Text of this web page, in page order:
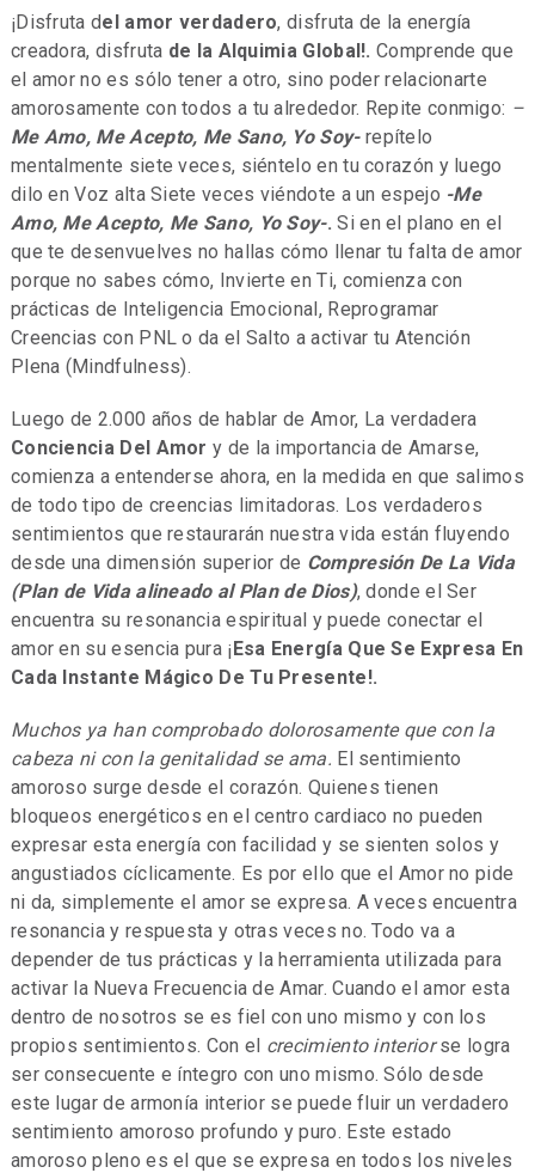
¡Disfruta del amor verdadero, disfruta de la energía
creadora, disfruta de la Alquimia Global!. Comprende que
el amor no es sólo tener a otro, sino poder relacionarte
amorosamente con todos a tu alrededor. Repite conmigo: –
Me Amo, Me Acepto, Me Sano, Yo Soy- repítelo
mentalmente siete veces, siéntelo en tu corazón y luego
dilo en Voz alta Siete veces viéndote a un espejo -Me
Amo, Me Acepto, Me Sano, Yo Soy-. Si en el plano en el
que te desenvuelves no hallas cómo llenar tu falta de amor
porque no sabes cómo, Invierte en Ti, comienza con
prácticas de Inteligencia Emocional, Reprogramar
Creencias con PNL o da el Salto a activar tu Atención
Plena (Mindfulness).
Luego de 2.000 años de hablar de Amor, La verdadera
Conciencia Del Amor y de la importancia de Amarse,
comienza a entenderse ahora, en la medida en que salimos
de todo tipo de creencias limitadoras. Los verdaderos
sentimientos que restaurarán nuestra vida están fluyendo
desde una dimensión superior de Compresión De La Vida
(Plan de Vida alineado al Plan de Dios), donde el Ser
encuentra su resonancia espiritual y puede conectar el
amor en su esencia pura ¡Esa Energía Que Se Expresa En
Cada Instante Mágico De Tu Presente!.
Muchos ya han comprobado dolorosamente que con la
cabeza ni con la genitalidad se ama. El sentimiento
amoroso surge desde el corazón. Quienes tienen
bloqueos energéticos en el centro cardiaco no pueden
expresar esta energía con facilidad y se sienten solos y
angustiados cíclicamente. Es por ello que el Amor no pide
ni da, simplemente el amor se expresa. A veces encuentra
resonancia y respuesta y otras veces no. Todo va a
depender de tus prácticas y la herramienta utilizada para
activar la Nueva Frecuencia de Amar. Cuando el amor esta
dentro de nosotros se es fiel con uno mismo y con los
propios sentimientos. Con el crecimiento interiorse logra
ser consecuente e íntegro con uno mismo. Sólo desde
este lugar de armonía interior se puede fluir un verdadero
sentimiento amoroso profundo y puro. Este estado
amoroso pleno es el que se expresa en todos los niveles